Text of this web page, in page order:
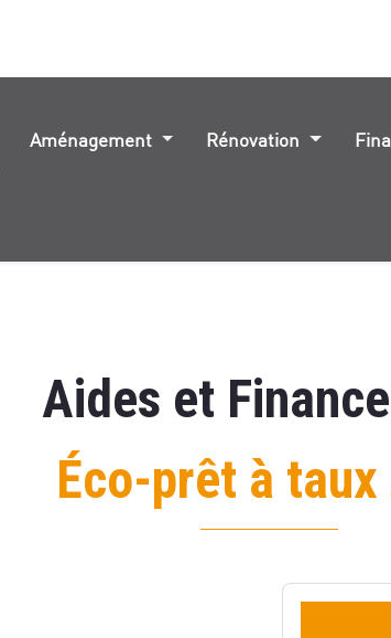
Aménagement Rénovation
Aides et
Éco-prêt à